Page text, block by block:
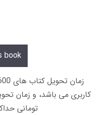
book
تومانی حداکثر 12 ساعت از طریق